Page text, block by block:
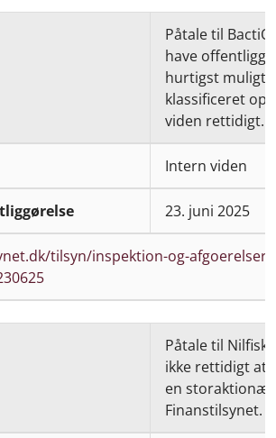
Påtale til
have
hurtigst muligt
klassificeret
viden rettidigt.
Intern viden
23. juni 2025
tilsyn/inspektion-og-
Påtale til Nilfisk
ikke rettidigt at
en
Finanstilsynet.